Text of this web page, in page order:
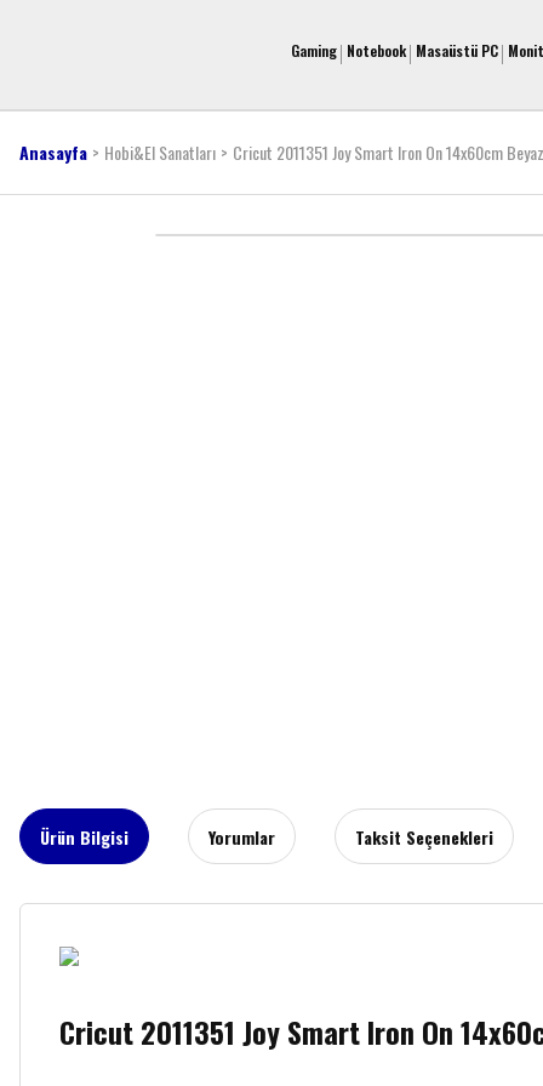
Gaming Notebook Masaüstü PC
Anasayfa Hobi&El Sanatları Cricut 2011351 Joy Smart Iron On 14x60cm Beyaz
Ürün Bilgisi Yorumlar Taksit Seçenekleri
Cricut 2011351 Joy Smart Iron On